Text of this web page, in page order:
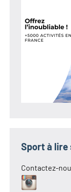
Sport à lire
Contactez-